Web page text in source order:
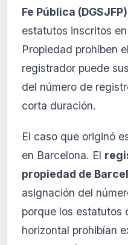
Desde 9,99 €/
Fe Pública (DGSJFP)
estatutos inscritos
Propiedad prohíben
registrador puede
del número de
corta duración.
El caso que originó
en Barcelona. El
propiedad de
asignación del
porque los estatutos
horizontal prohibían